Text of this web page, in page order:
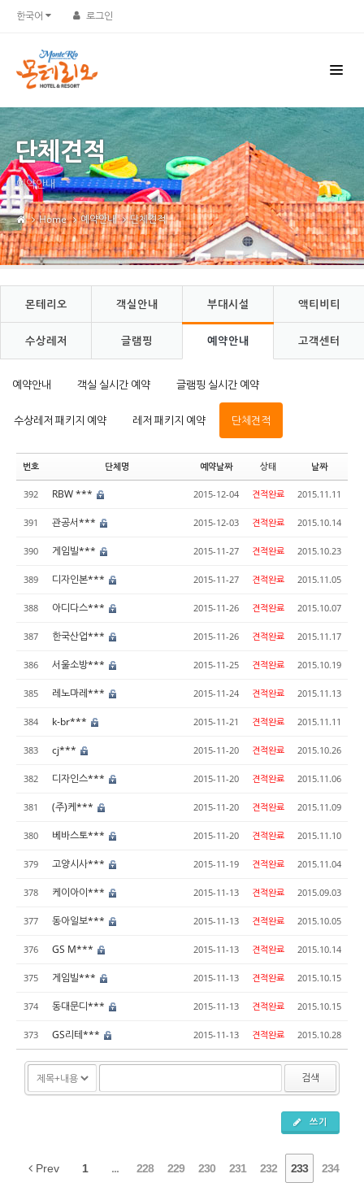
한국어 로그인
단체견적
예약안내
Home 예약안내 단체견적
몬테리오 객실안내 부대시설 액티비티
수상레저 글램핑 예약안내 고객센터
예약안내 객실 실시간 예약 글램핑 실시간 예약
수상레저 패키지 예약 레저 패키지 예약 단체견적
번호 단체명 예약날짜 상태 날짜
392 RBW *** 2015-12-04 견적완료 2015.11.11
391 관공서*** 2015-12-03 견적완료 2015.10.14
390 게임빌*** 2015-11-27 견적완료 2015.10.23
389 디자인본*** 2015-11-27 견적완료 2015.11.05
388 아디다스*** 2015-11-26 견적완료 2015.10.07
387 한국산업*** 2015-11-26 견적완료 2015.11.17
386 서울소방*** 2015-11-25 견적완료 2015.10.19
385 레노마레*** 2015-11-24 견적완료 2015.11.13
384 k-br*** 2015-11-21 견적완료 2015.11.11
383 cj*** 2015-11-20 견적완료 2015.10.26
382 디자인스*** 2015-11-20 견적완료 2015.11.06
381 (주)케*** 2015-11-20 견적완료 2015.11.09
380 베바스토*** 2015-11-20 견적완료 2015.11.10
379 고양시사*** 2015-11-19 견적완료 2015.11.04
378 케이아이*** 2015-11-13 견적완료 2015.09.03
377 동아일보*** 2015-11-13 견적완료 2015.10.05
376 GS M*** 2015-11-13 견적완료 2015.10.14
375 게임빌*** 2015-11-13 견적완료 2015.10.15
374 동대문디*** 2015-11-13 견적완료 2015.10.15
373 GS리테*** 2015-11-13 견적완료 2015.10.28
검색
쓰기
Prev 1 ... 228 229 230 231 232 233 234
Sketchbook5, 스케치북5